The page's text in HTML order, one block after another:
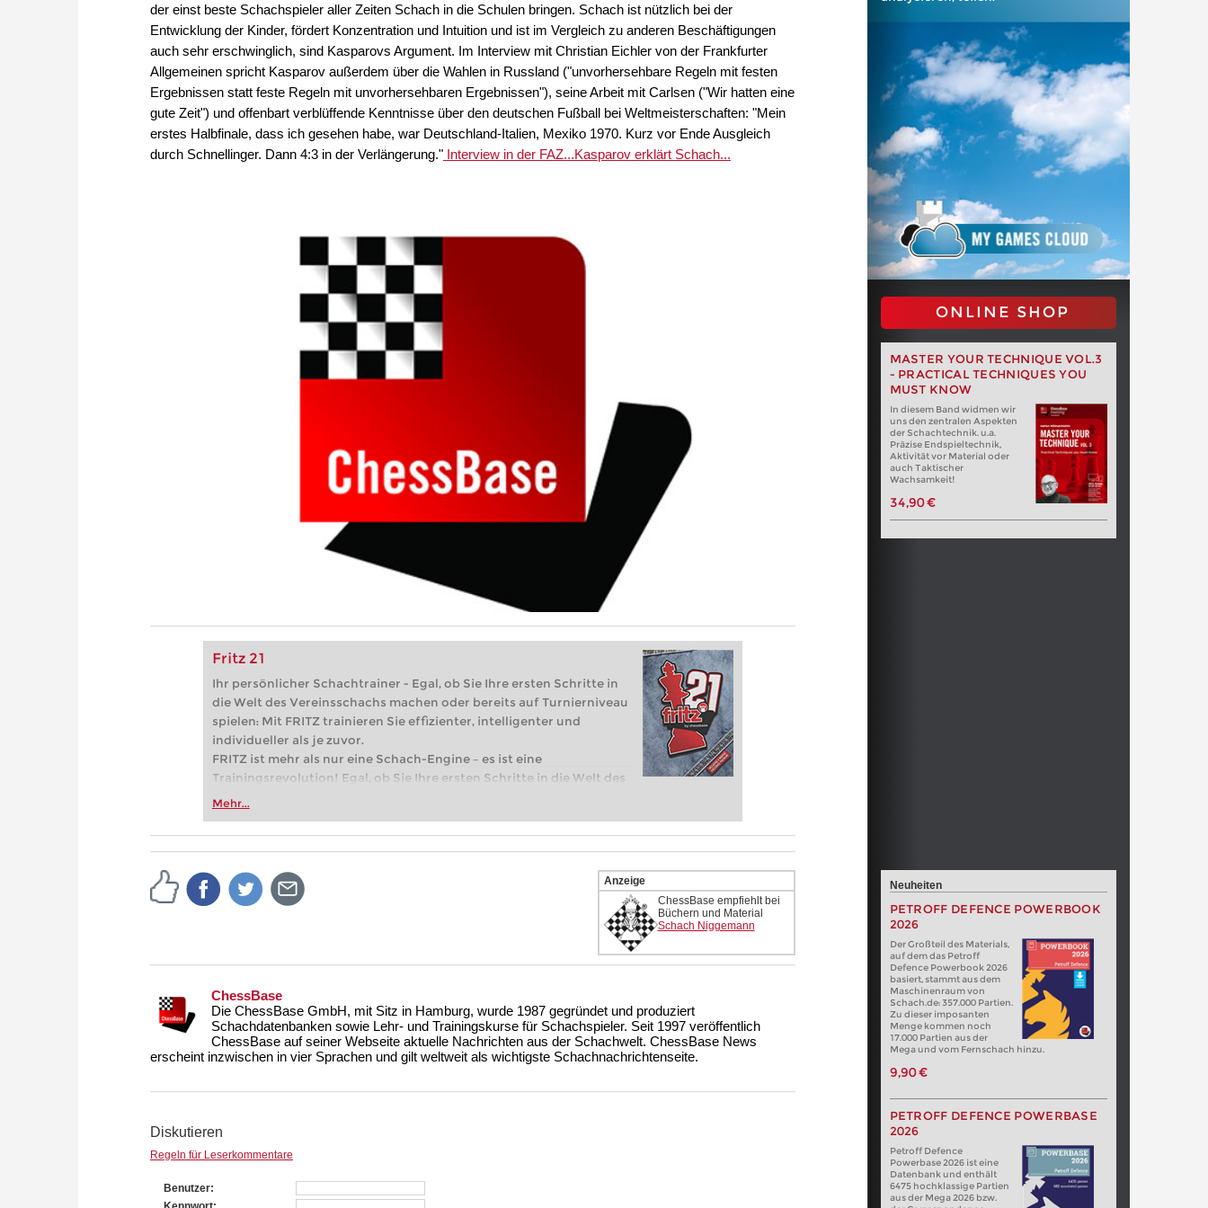
der einst beste Schachspieler aller Zeiten Schach in die Schulen bringen. Schach ist nützlich bei der
Entwicklung der Kinder, fördert Konzentration und Intuition und ist im Vergleich zu anderen Beschäftigungen
auch sehr erschwinglich, sind Kasparovs Argument. Im Interview mit Christian Eichler von der Frankfurter
Allgemeinen spricht Kasparov außerdem über die Wahlen in Russland ("unvorhersehbare Regeln mit festen
Ergebnissen statt feste Regeln mit unvorhersehbaren Ergebnissen"), seine Arbeit mit Carlsen ("Wir hatten eine
gute Zeit") und offenbart verblüffende Kenntnisse über den deutschen Fußball bei Weltmeisterschaften: "Mein
erstes Halbfinale, dass ich gesehen habe, war Deutschland-Italien, Mexiko 1970. Kurz vor Ende Ausgleich
durch Schnellinger. Dann 4:3 in der Verlängerung." Interview in der FAZ...Kasparov erklärt Schach...
Fritz 21
Ihr persönlicher Schachtrainer - Egal, ob Sie Ihre ersten Schritte in
die Welt des Vereinsschachs machen oder bereits auf Turnierniveau
spielen: Mit FRITZ trainieren Sie effizienter, intelligenter und
individueller als je zuvor.
FRITZ ist mehr als nur eine Schach-Engine – es ist eine
Trainingsrevolution! Egal, ob Sie Ihre ersten Schritte in die Welt des
Vereinsschachs machen oder bereits auf Turnierniveau spielen: Mit
zuvor.
Mehr...
ONLINE SHOP
MASTER YOUR TECHNIQUE VOL.3
- PRACTICAL TECHNIQUES YOU
MUST KNOW
In diesem Band widmen wir
uns den zentralen Aspekten
der Schachtechnik. u.a.
Präzise Endspieltechnik,
Aktivität vor Material oder
auch Taktischer
Wachsamkeit!
34,90 €
Anzeige
ChessBase empfiehlt bei
Büchern und Material
Schach Niggemann
ChessBase
Die ChessBase GmbH, mit Sitz in Hamburg, wurde 1987 gegründet und produziert
Schachdatenbanken sowie Lehr- und Trainingskurse für Schachspieler. Seit 1997 veröffentlich
ChessBase auf seiner Webseite aktuelle Nachrichten aus der Schachwelt. ChessBase News
erscheint inzwischen in vier Sprachen und gilt weltweit als wichtigste Schachnachrichtenseite.
Diskutieren
Regeln für Leserkommentare
Benutzer
Neuheiten
PETROFF DEFENCE POWERBOOK
2026
Der Großteil des Materials,
auf dem das Petroff
Defence Powerbook 2026
basiert, stammt aus dem
Maschinenraum von
Schach.de: 357.000 Partien.
Zu dieser imposanten
Menge kommen noch
17.000 Partien aus der
Mega und vom Fernschach hinzu.
9,90 €
PETROFF DEFENCE POWERBASE
2026
Petroff Defence
Powerbase 2026 ist eine
Datenbank und enthält
6475 hochklassige Partien
aus der Mega 2026 bzw.